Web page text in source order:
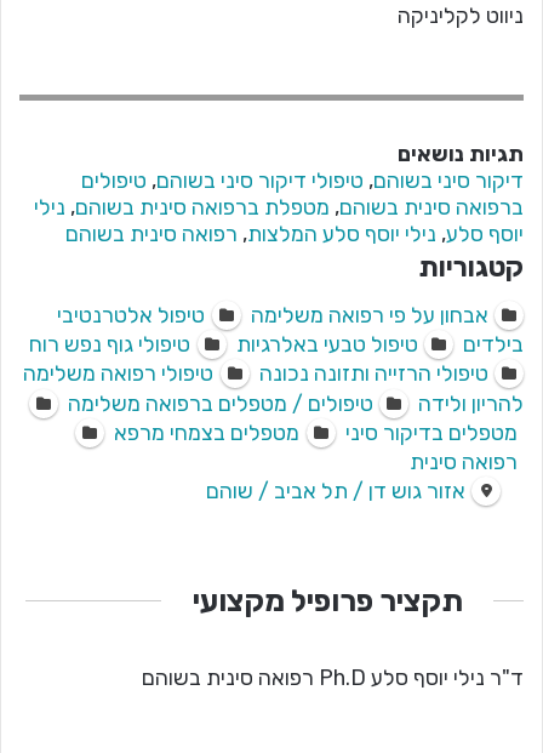
ניווט לקליניקה
תגיות נושאים
דיקור סיני בשוהם, טיפולי דיקור סיני בשוהם, טיפולים
ברפואה סינית בשוהם, מטפלת ברפואה סינית בשוהם, נילי
יוסף סלע, נילי יוסף סלע המלצות, רפואה סינית בשוהם
קטגוריות
אבחון על פי רפואה משלימה
טיפול אלטרנטיבי
בילדים
טיפול טבעי באלרגיות
טיפולי גוף נפש רוח
טיפולי הרזייה ותזונה נכונה
טיפולי רפואה משלימה
להריון ולידה
טיפולים / מטפלים ברפואה משלימה
מטפלים בדיקור סיני
מטפלים בצמחי מרפא
רפואה סינית
אזור גוש דן / תל אביב / שוהם
תקציר פרופיל מקצועי
ד"ר נילי יוסף סלע Ph.D רפואה סינית בשוהם